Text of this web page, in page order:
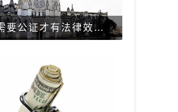
遗嘱需要公证才有法律效力吗？